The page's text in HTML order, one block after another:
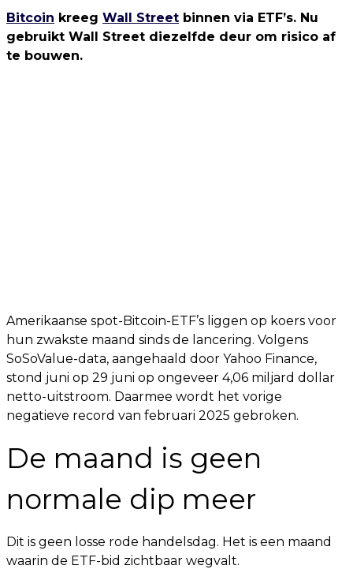
Bitcoin kreeg Wall Street binnen via ETF’s. Nu
gebruikt Wall Street diezelfde deur om risico af
te bouwen.
Amerikaanse spot-Bitcoin-ETF’s liggen op koers voor
hun zwakste maand sinds de lancering. Volgens
SoSoValue-data, aangehaald door Yahoo Finance,
stond juni op 29 juni op ongeveer 4,06 miljard dollar
netto-uitstroom. Daarmee wordt het vorige
negatieve record van februari 2025 gebroken.
De maand is geen
normale dip meer
Dit is geen losse rode handelsdag. Het is een maand
waarin de ETF-bid zichtbaar wegvalt.